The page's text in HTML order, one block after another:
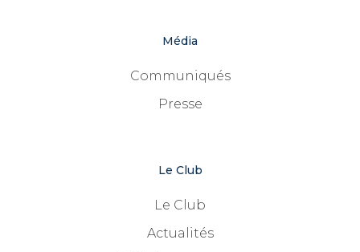
Média
Communiqués
Presse
Le Club
Le Club
Actualités